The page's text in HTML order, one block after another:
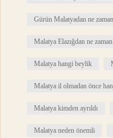
Gürün Malatyadan ne
Malatya Elazığdan ne zaman
Malatya hangi beylik
Malatya il olmadan önce
Malatya kimden ayrıldı
Malatya neden önemli